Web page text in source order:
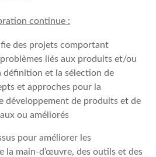
continue :
des projets comportant
problèmes liés aux produits et/ou
définition et la sélection de
et approches pour la
développement de produits et de
ou améliorés
pour améliorer les
la main-d’œuvre, des outils et des